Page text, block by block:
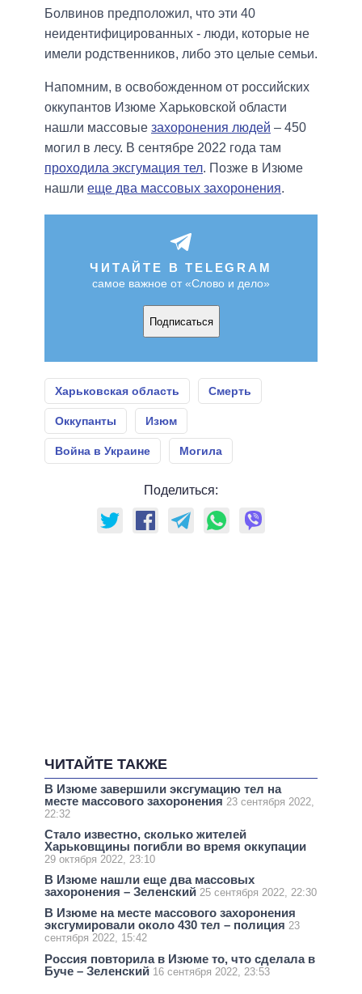
Болвинов предположил, что эти 40
неидентифицированных - люди, которые не
имели родственников, либо это целые семьи.
Напомним, в освобожденном от российских
оккупантов Изюме Харьковской области
нашли массовые захоронения людей – 450
могил в лесу. В сентябре 2022 года там
проходила эксгумация тел. Позже в Изюме
нашли еще два массовых захоронения.
ЧИТАЙТЕ В TELEGRAM
самое важное от «Слово и дело»
Подписаться
Харьковская область Смерть
Оккупанты Изюм
Война в Украине Могила
Поделиться:
ЧИТАЙТЕ ТАКЖЕ
В Изюме завершили эксгумацию тел на
месте массового захоронения 23 сентября 2022,
22:32
Стало известно, сколько жителей
Харьковщины погибли во время оккупации
29 октября 2022, 23:10
В Изюме нашли еще два массовых
захоронения – Зеленский 25 сентября 2022, 22:30
В Изюме на месте массового захоронения
эксгумировали около 430 тел – полиция 23
сентября 2022, 15:42
Россия повторила в Изюме то, что сделала в
Буче – Зеленский 16 сентября 2022, 23:53